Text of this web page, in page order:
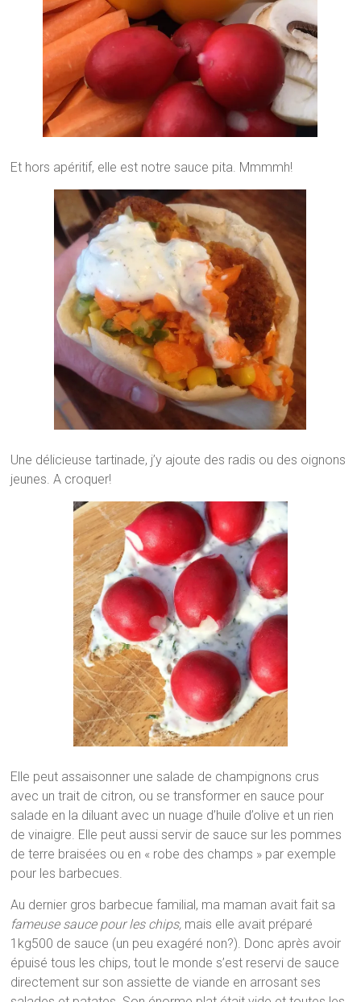
Et hors apéritif, elle est notre sauce pita. Mmmmh!
Une délicieuse tartinade, j’y ajoute des radis ou des oignons
jeunes. A croquer!
Elle peut assaisonner une salade de champignons crus
avec un trait de citron, ou se transformer en sauce pour
salade en la diluant avec un nuage d’huile d’olive et un rien
de vinaigre. Elle peut aussi servir de sauce sur les pommes
de terre braisées ou en « robe des champs » par exemple
pour les barbecues.
Au dernier gros barbecue familial, ma maman avait fait sa
fameuse sauce pour les chips, mais elle avait préparé
1kg500 de sauce (un peu exagéré non?). Donc après avoir
épuisé tous les chips, tout le monde s’est reservi de sauce
directement sur son assiette de viande en arrosant ses